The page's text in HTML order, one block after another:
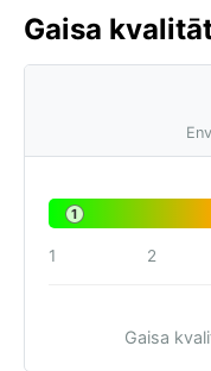
Gaisa
1
1 2
Gaisa